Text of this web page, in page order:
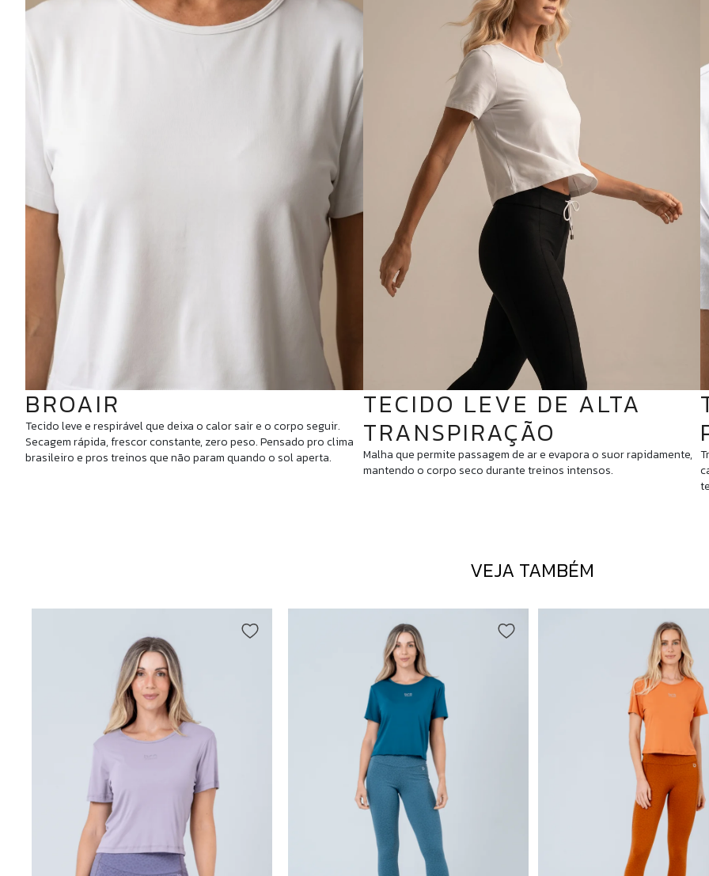
BROAIR
Tecido leve e respirável que deixa o calor sair e o corpo seguir.
Secagem rápida, frescor constante, zero peso. Pensado pro clima
brasileiro e pros treinos que não param quando o sol aperta.
TECIDO LEVE DE ALTA
TRANSPIRAÇÃO
Malha que permite passagem de ar e evapora o suor rapidamente,
mantendo o corpo seco durante treinos intensos.
VEJA TAMBÉM